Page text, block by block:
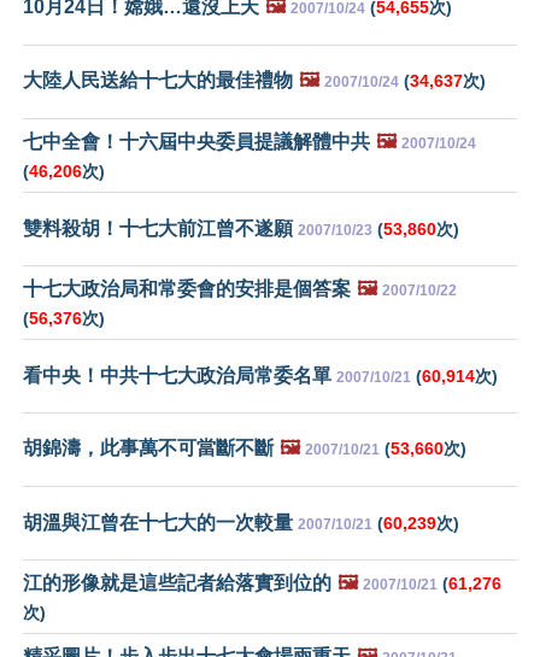
10月24日！嫦娥…還沒上天 🖼️ 2007/10/24 (54,655次)
大陸人民送給十七大的最佳禮物 🖼️ 2007/10/24 (34,637次)
七中全會！十六屆中央委員提議解體中共 🖼️ 2007/10/24
(46,206次)
雙料殺胡！十七大前江曾不遂願 2007/10/23 (53,860次)
十七大政治局和常委會的安排是個答案 🖼️ 2007/10/22
(56,376次)
看中央！中共十七大政治局常委名單 2007/10/21 (60,914次)
胡錦濤，此事萬不可當斷不斷 🖼️ 2007/10/21 (53,660次)
胡溫與江曾在十七大的一次較量 2007/10/21 (60,239次)
江的形像就是這些記者給落實到位的 🖼️ 2007/10/21 (61,276
次)